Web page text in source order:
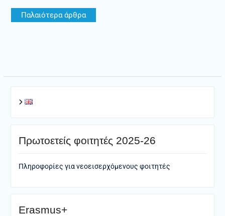
Πλοήγηση
άρθρων
Παλαιότερα άρθρα
Πρωτοετείς φοιτητές 2025-26
Πληροφορίες για νεοεισερχόμενους φοιτητές
Erasmus+